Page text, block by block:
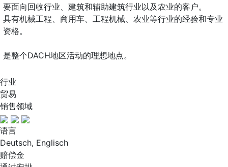
要面向回收行业、建筑和辅助建筑行业以及农业的客户。
具有机械工程、商用车、工程机械、农业等行业的经验和专业
资格。
是整个DACH地区活动的理想地点。
行业
贸易
销售领域
语言
Deutsch, Englisch
赔偿金